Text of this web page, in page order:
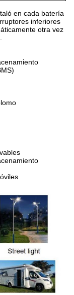
en cada batería
inferiores
otra vez